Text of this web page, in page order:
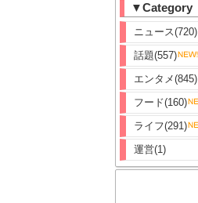
▼Category
ニュース(720)
話題(557)
エンタメ(845)
フード(160)
ライフ(291)
運営(1)